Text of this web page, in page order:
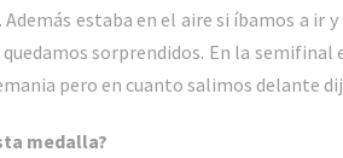
estaba en el aire si íbamos a
sorprendidos. En la
pero en cuanto salimos delante
medalla?